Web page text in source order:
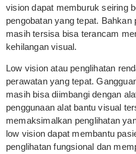
vision dapat memburuk seiring
pengobatan yang tepat.
masih tersisa bisa terancam
kehilangan visual.
Low vision atau penglihatan
perawatan yang tepat.
masih bisa diimbangi dengan
penggunaan alat bantu visual
memaksimalkan penglihatan
low vision dapat membantu
penglihatan fungsional dan